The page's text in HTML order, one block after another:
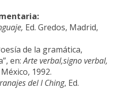
Ed. Gredos, Madrid,
de la gramática,
en:Arte verbal,signo verbal,
México, 1992.
del I Ching, Ed.